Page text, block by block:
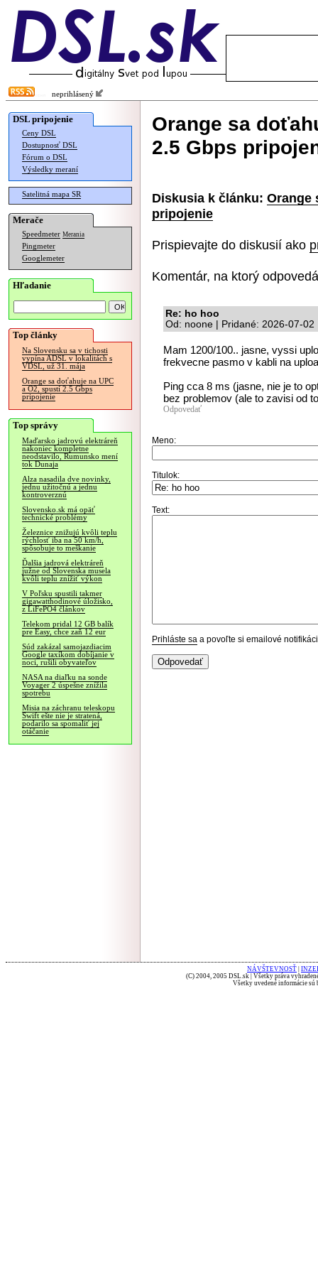
neprihlásený
DSL pripojenie
Ceny DSL
Dostupnosť DSL
Fórum o DSL
Výsledky meraní
Satelitná mapa SR
Merače
Speedmeter Merania
Pingmeter
Googlemeter
Hľadanie
Top články
Na Slovensku sa v tichosti
vypína ADSL v lokalitách s
VDSL, už 31. mája
Orange sa doťahuje na UPC
a O2, spustí 2.5 Gbps
pripojenie
Top správy
Maďarsko jadrovú elektráreň
nakoniec kompletne
neodstavilo, Rumunsko mení
tok Dunaja
Alza nasadila dve novinky,
jednu užitočnú a jednu
kontroverznú
Slovensko.sk má opäť
technické problémy
Železnice znižujú kvôli teplu
rýchlosť iba na 50 km/h,
spôsobuje to meškanie
Ďalšia jadrová elektráreň
južne od Slovenska musela
kvôli teplu znížiť výkon
V Poľsku spustili takmer
gigawatthodinové úložisko,
z LiFePO4 článkov
Telekom pridal 12 GB balík
pre Easy, chce zaň 12 eur
Súd zakázal samojazdiacim
Google taxíkom dobíjanie v
noci, rušili obyvateľov
NASA na diaľku na sonde
Voyager 2 úspešne znížila
spotrebu
Misia na záchranu teleskopu
Swift ešte nie je stratená,
podarilo sa spomaliť jej
otáčanie
Orange sa
2.5 Gbps
Diskusia k článku: Orange
pripojenie
Prispievajte do diskusií ako
Komentár, na ktorý
Re: ho hoo
Od: noone | Pridané: 2026-07-02
Mam 1200/100.. jasne, vyssi
frekvecne pasmo v kabli na
Ping cca 8 ms (jasne, nie je to
bez problemov (ale to zavisi od
Odpovedať
Meno:
Titulok:
Text:
Prihláste sa a povoľte si emailové
NÁVŠTEVNOSŤ
(C) 2004, 2005 DSL.sk | Všetky práva
Všetky uvedené informácie sú